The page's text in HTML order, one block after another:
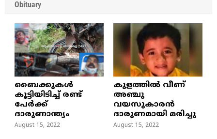
Obituary
ബൈക്കുകൾ
കൂട്ടിയിടിച്ച് രണ്ട്
പേർക്ക്
ദാരുണാന്ത്യം
August 15, 2022
കുളത്തില്‍ വീണ്
അഞ്ചു
വയസുകാരന്‍
ദാരുണമായി മരിച്ചു
August 15, 2022